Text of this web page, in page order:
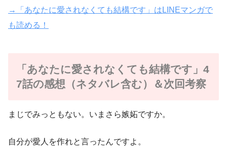
→「あなたに愛されなくても結構です」はLINEマンガで
も読める！
「あなたに愛されなくても結構です」4
7話の感想（ネタバレ含む）＆次回考察
まじでみっともない。いまさら嫉妬ですか。
自分が愛人を作れと言ったんですよ。